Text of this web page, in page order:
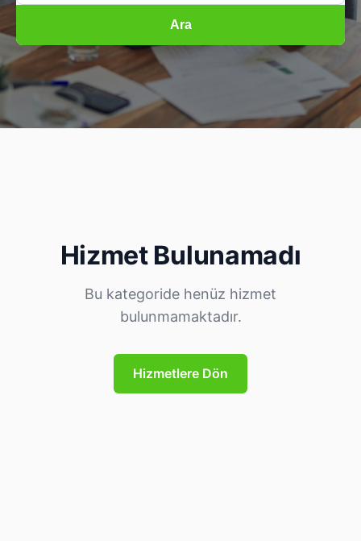
Ara
Hizmet Bulunamadı
Bu kategoride henüz hizmet
bulunmamaktadır.
Hizmetlere Dön